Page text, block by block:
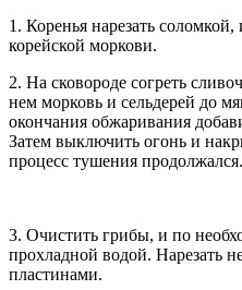
1. Коренья нарезать соломкой,
корейской моркови.
2. На сковороде согреть
нем морковь и сельдерей до
окончания обжаривания
Затем выключить огонь и
процесс тушения продолжался.
3. Очистить грибы, и по
прохладной водой. Нарезать
пластинами.